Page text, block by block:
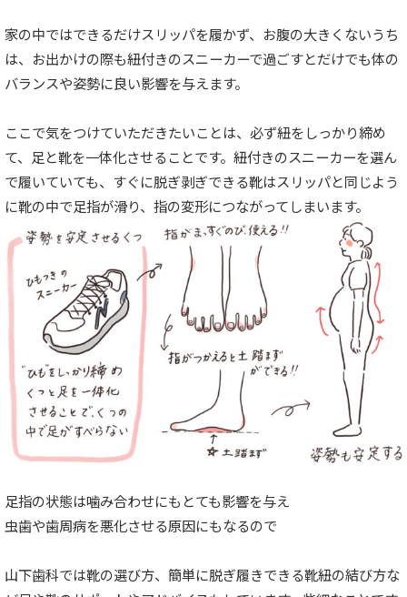
家の中ではできるだけスリッパを履かず、お腹の大きくないうち
は、お出かけの際も紐付きのスニーカーで過ごすとだけでも体の
バランスや姿勢に良い影響を与えます。
ここで気をつけていただきたいことは、必ず紐をしっかり締め
て、足と靴を一体化させることです。紐付きのスニーカーを選ん
で履いていても、すぐに脱ぎ剥ぎできる靴はスリッパと同じよう
に靴の中で足指が滑り、指の変形につながってしまいます。
足指の状態は噛み合わせにもとても影響を与え
虫歯や歯周病を悪化させる原因にもなるので
山下歯科では靴の選び方、簡単に脱ぎ履きできる靴紐の結び方な